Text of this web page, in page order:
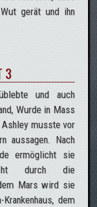
gerät und ihn
3
und auch
Wurde in Mass
musste vor
aussagen. Nach
ermöglicht sie
durch die
Mars wird sie
dem